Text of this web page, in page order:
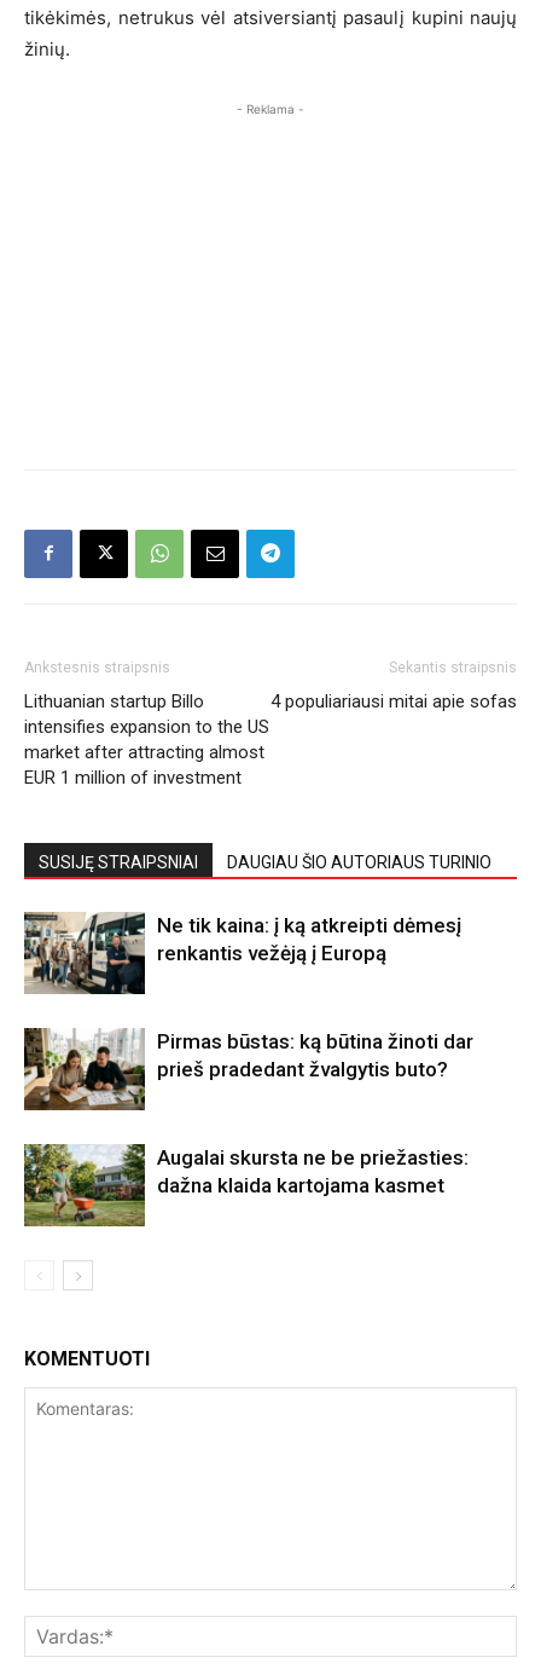
tikėkimės, netrukus vėl atsiversiantį pasaulį kupini naujų
žinių.
- Reklama -
Ankstesnis straipsnis
Lithuanian startup Billo
intensifies expansion to the US
market after attracting almost
EUR 1 million of investment
Sekantis straipsnis
4 populiariausi mitai apie sofas
SUSIJĘ STRAIPSNIAI DAUGIAU ŠIO AUTORIAUS TURINIO
Ne tik kaina: į ką atkreipti dėmesį
renkantis vežėją į Europą
Pirmas būstas: ką būtina žinoti dar
prieš pradedant žvalgytis buto?
Augalai skursta ne be priežasties:
dažna klaida kartojama kasmet
KOMENTUOTI